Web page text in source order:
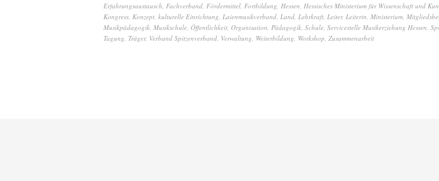
Erfahrungsaustausch Fachverband Fördermittel Fortbildung Hessen Hessisches Ministerium für Wissenschaft und
Kongress Konzept kulturelle Einrichtung Laienmusikverband Land Lehrkraft Leiter, Leiterin Ministerium
Musikpädagogik Musikschule Öffentlichkeit Organisation Pädagogik Schule Servicestelle Musikerziehung Hessen
Tagung Träger, Verband Spitzenverband Verwaltung Weiterbildung Workshop Zusammenarbeit